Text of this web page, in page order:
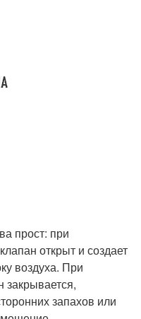
прост: при
открыт и создает
воздуха. При
закрывается,
запахов или